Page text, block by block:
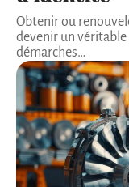
Obtenir ou
devenir un
démarches…